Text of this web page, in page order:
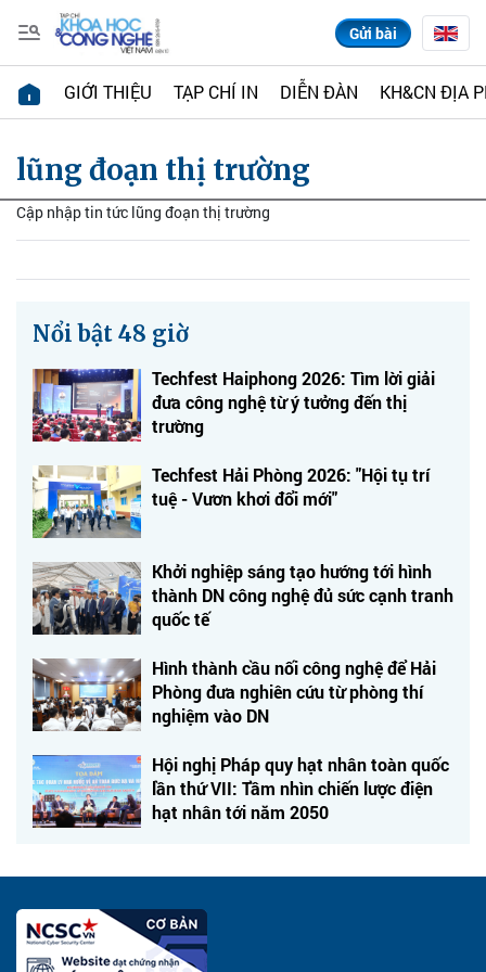
Gửi bài
GIỚI THIỆU TẠP CHÍ IN DIỄN ĐÀN KH&CN ĐỊA
lũng đoạn thị trường
Cập nhập tin tức lũng đoạn thị trường
Nổi bật 48 giờ
Techfest Haiphong 2026: Tìm lời giải
đưa công nghệ từ ý tưởng đến thị
trường
Techfest Hải Phòng 2026: "Hội tụ trí
tuệ - Vươn khơi đổi mới"
Khởi nghiệp sáng tạo hướng tới hình
thành DN công nghệ đủ sức cạnh tranh
quốc tế
Hình thành cầu nối công nghệ để Hải
Phòng đưa nghiên cứu từ phòng thí
nghiệm vào DN
Hội nghị Pháp quy hạt nhân toàn quốc
lần thứ VII: Tầm nhìn chiến lược điện
hạt nhân tới năm 2050